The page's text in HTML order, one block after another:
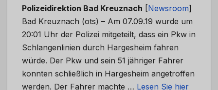
Polizeidirektion Bad Kreuznach [Newsroom]
Bad Kreuznach (ots) – Am 07.09.19 wurde um
20:01 Uhr der Polizei mitgeteilt, dass ein Pkw in
Schlangenlinien durch Hargesheim fahren
würde. Der Pkw und sein 51 jähriger Fahrer
konnten schließlich in Hargesheim angetroffen
werden. Der Fahrer machte … Lesen Sie hier